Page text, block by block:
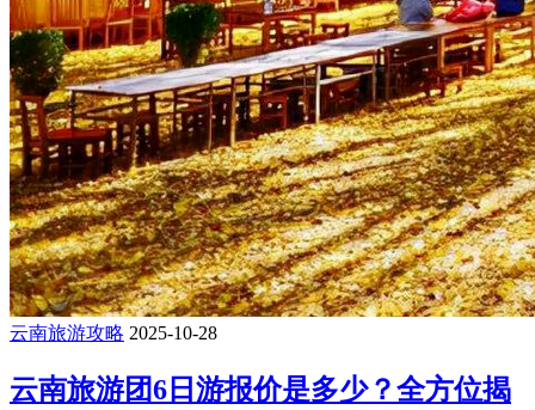
云南旅游攻略 2025-10-28
云南旅游团6日游报价是多少？全方位揭